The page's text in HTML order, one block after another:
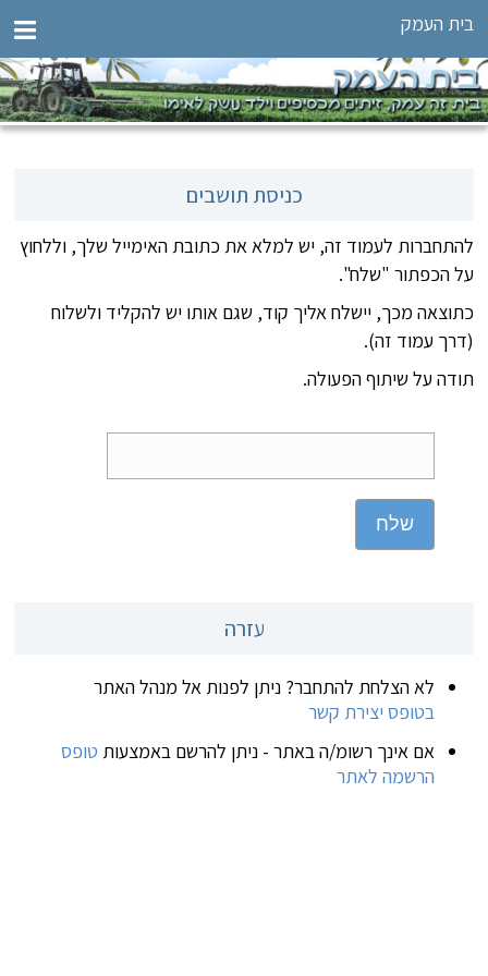
בית העמק
כניסת תושבים
להתחברות לעמוד זה, יש למלא את כתובת האימייל שלך, וללחוץ
על הכפתור "שלח".
כתוצאה מכך, יישלח אליך קוד, שגם אותו יש להקליד ולשלוח
(דרך עמוד זה).
תודה על שיתוף הפעולה.
שלח
עזרה
לא הצלחת להתחבר? ניתן לפנות אל מנהל האתר
בטופס יצירת קשר
אם אינך רשומ/ה באתר - ניתן להרשם באמצעות טופס
הרשמה לאתר